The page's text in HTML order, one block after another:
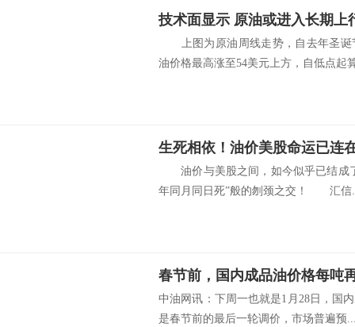
技术面显示 原油或进入长期上
上图为原油周线走势，自去年圣诞
油价格最高涨至54美元上方，自低点起
生死相依！油价美股命运已连
油价与美股之间，如今似乎已结成
年同月同日死”般的刎颈之交！ 汇信
春节前，国内成品油价格每吨
中油网讯：下周一也就是1月28日，国
是春节前的最后一轮调价，市场普遍预